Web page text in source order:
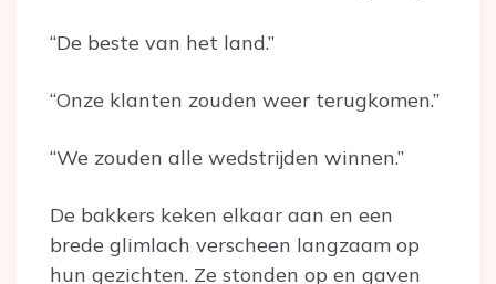
“De beste van het land.”
“Onze klanten zouden weer terugkomen.”
“We zouden alle wedstrijden winnen.”
De bakkers keken elkaar aan en een
brede glimlach verscheen langzaam op
hun gezichten. Ze stonden op en gaven